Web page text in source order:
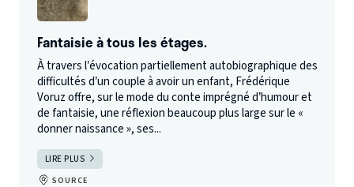
Fantaisie à tous les étages.
À travers l’évocation partiellement autobiographique des
difficultés d’un couple à avoir un enfant, Frédérique
Voruz offre, sur le mode du conte imprégné d’humour et
de fantaisie, une réflexion beaucoup plus large sur le «
donner naissance », ses...
LIRE PLUS
SOURCE